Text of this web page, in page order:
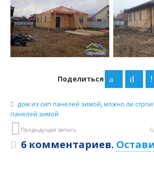
Поделиться
дом из сип панелей зимой,можно ли
панелей зимой
Предыдущая запись
6 комментариев.